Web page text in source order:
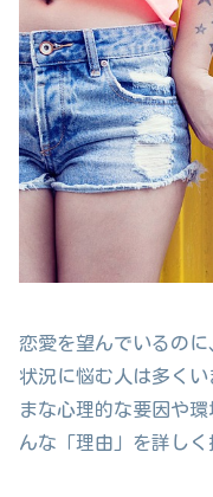
恋愛を望んでいるの
状況に悩む人は多く
まな心理的な要因や
んな「理由」を詳しく